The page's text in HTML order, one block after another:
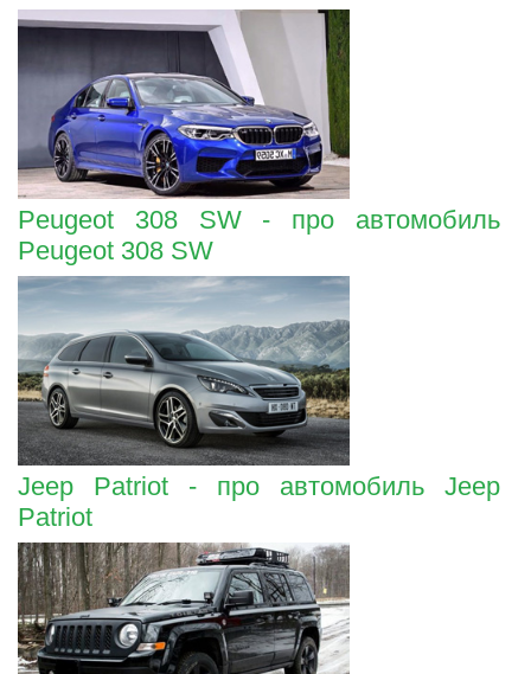
Peugeot 308 SW - про автомобиль
Peugeot 308 SW
Jeep Patriot - про автомобиль Jeep
Patriot